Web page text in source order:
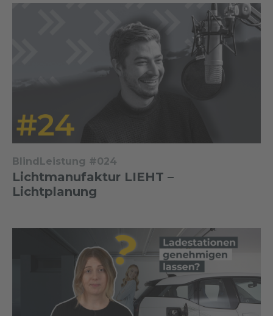
BlindLeistung #024
Lichtmanufaktur LIEHT –
Lichtplanung